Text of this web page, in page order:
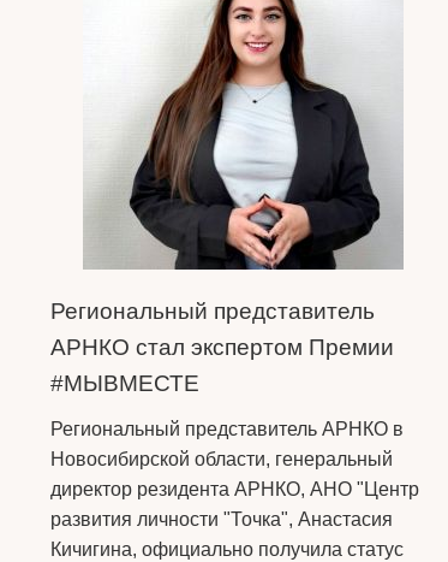
Региональный представитель
АРНКО стал экспертом Премии
#МЫВМЕСТЕ
Региональный представитель АРНКО в
Новосибирской области, генеральный
директор резидента АРНКО, АНО "Центр
развития личности "Точка", Анастасия
Кичигина, официально получила статус